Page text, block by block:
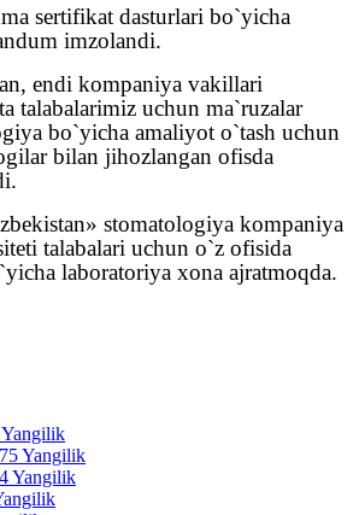
sertifikat dasturlari bo`yicha
imzolandi.
endi kompaniya vakillari
talabalarimiz uchun ma`ruzalar
bo`yicha amaliyot o`tash uchun
bilan jihozlangan ofisda
stomatologiya kompaniya
talabalari uchun o`z ofisida
laboratoriya xona ajratmoqda.
Yangilik
Yangilik